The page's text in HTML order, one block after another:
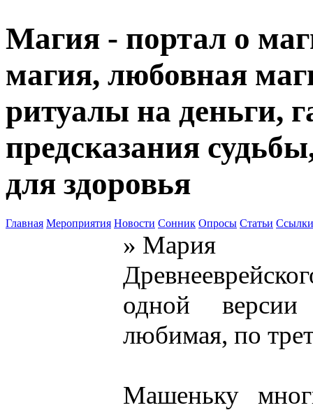
Магия - портал о
магия, любовная
ритуалы на деньги,
предсказания
для здоровья
Главная Мероприятия Новости Сонник Опросы Статьи Ссылки
» Мария
одной
любимая, по
Машеньку